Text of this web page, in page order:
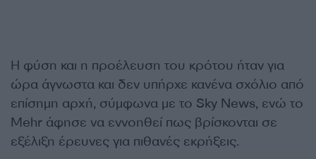
Η φύση και η προέλευση του κρότου ήταν για
ώρα άγνωστα και δεν υπήρχε κανένα σχόλιο από
επίσημη αρχή, σύμφωνα με το Sky News, ενώ το
Mehr άφησε να εννοηθεί πως βρίσκονται σε
εξέλιξη έρευνες για πιθανές εκρήξεις.